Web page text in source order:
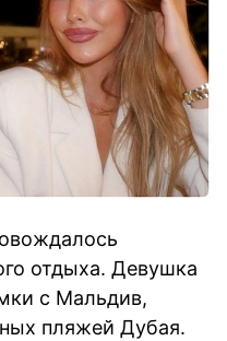
отдыха. Девушка
с Мальдив,
пляжей Дубая.